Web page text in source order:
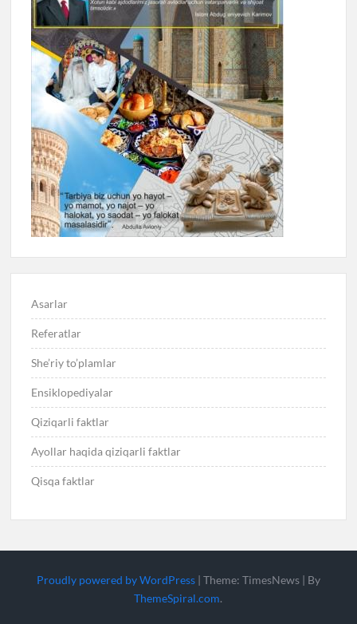
Asarlar
Referatlar
She’riy to’plamlar
Ensiklopediyalar
Qiziqarli faktlar
Ayollar haqida qiziqarli faktlar
Qisqa faktlar
Proudly powered by WordPress | Theme: TimesNews | By
ThemeSpiral.com.